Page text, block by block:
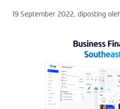
19 September 2022, diposting